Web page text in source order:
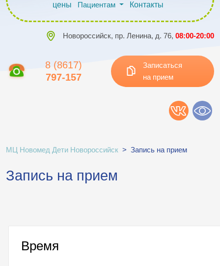
цены
Пациентам Контакты
Новороссийск, пр. Ленина, д. 76, 08:00-20:00
8 (8617)
797-157
Записаться
на прием
МЦ Новомед Дети Новороссийск > Запись на прием
Запись на прием
Время